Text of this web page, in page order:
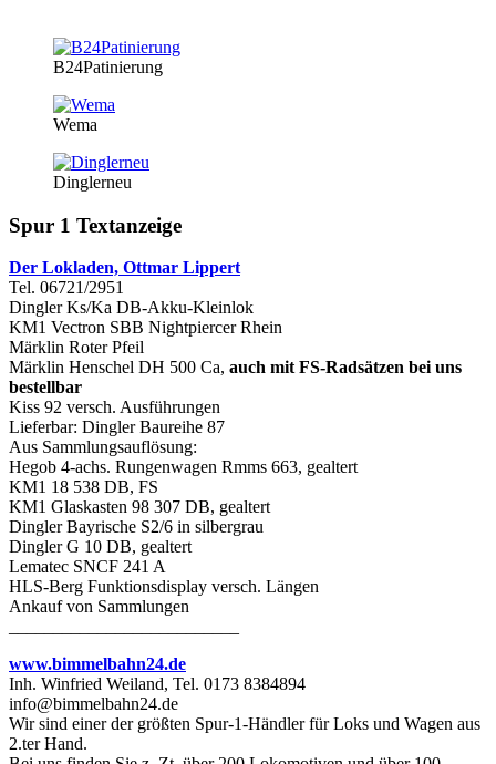
B24Patinierung
Wema
Dinglerneu
Spur 1 Textanzeige
Der Lokladen, Ottmar Lippert
Tel. 06721/2951
Dingler Ks/Ka DB-Akku-Kleinlok
KM1 Vectron SBB Nightpiercer Rhein
Märklin Roter Pfeil
Märklin Henschel DH 500 Ca, auch mit FS-Radsätzen bei uns
bestellbar
Kiss 92 versch. Ausführungen
Lieferbar: Dingler Baureihe 87
Aus Sammlungsauflösung:
Hegob 4-achs. Rungenwagen Rmms 663, gealtert
KM1 18 538 DB, FS
KM1 Glaskasten 98 307 DB, gealtert
Dingler Bayrische S2/6 in silbergrau
Dingler G 10 DB, gealtert
Lematec SNCF 241 A
HLS-Berg Funktionsdisplay versch. Längen
Ankauf von Sammlungen
www.bimmelbahn24.de
Inh. Winfried Weiland, Tel. 0173 8384894
info@bimmelbahn24.de
Wir sind einer der größten Spur-1-Händler für Loks und Wagen aus
2.ter Hand.